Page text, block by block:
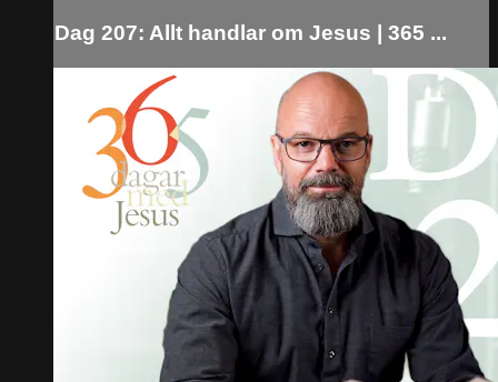
Dag 207: Allt handlar om Jesus | 365 ...